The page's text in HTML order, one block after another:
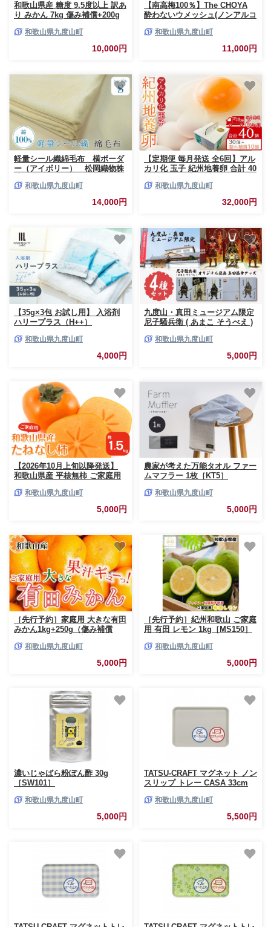
和歌山県産 糖度 9.5度以上 訳あ
り みかん 7kg 傷み補償+200g
和歌山県九度山町
10,000円
【南高梅100％】The CHOYA
酔わないウメッシュ(ノンアルコ
和歌山県九度山町
11,000円
軽量シール織綿毛布 横ボーダ
ー（アイボリー） 松岡織物株
和歌山県九度山町
14,000円
【定期便 毎月発送 全6回】アル
カリ化 玉子 紀州地養卵 合計 40
6回 卵 たまご 玉子 タマゴ 鶏
卵 まとめ買い オムレツ 卵かけ
和歌山県九度山町
32,000円
【35g×3包 お試し用】 入浴剤
ハリープラス（H++）
和歌山県九度山町
4,000円
九度山・真田ミュージアム限定
尼子騒兵衛 ( あまこ そうべえ )
ズ 4種 セット
和歌山県九度山町
5,000円
【2026年10月上旬以降発送】
和歌山県産 平核無柿 ご家庭用
なし ひらたね 訳あり
和歌山県九度山町
5,000円
農家が考えた万能タオル ファー
ムマフラー 1枚［KT5］
和歌山県九度山町
5,000円
［先行予約］家庭用 大きな有田
みかん1kg+250g（傷み補償
年1月末日頃、順次発送予定］
和歌山県九度山町
5,000円
［先行予約］紀州和歌山 ご家庭
用 有田 レモン 1kg［MS150］
和歌山県九度山町
5,000円
濃いじゃばら粉ぽん酢 30g
［SW101］
和歌山県九度山町
5,000円
TATSU-CRAFT マグネット ノン
スリップ トレー CASA 33cm
和歌山県九度山町
5,500円